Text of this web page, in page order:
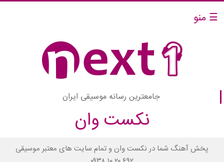
☰ منو
جامعترین رسانه موسیقی ایران
نکست وان
پخش آهنگ شما در نکست وان و تمام سایت های معتبر موسیقی